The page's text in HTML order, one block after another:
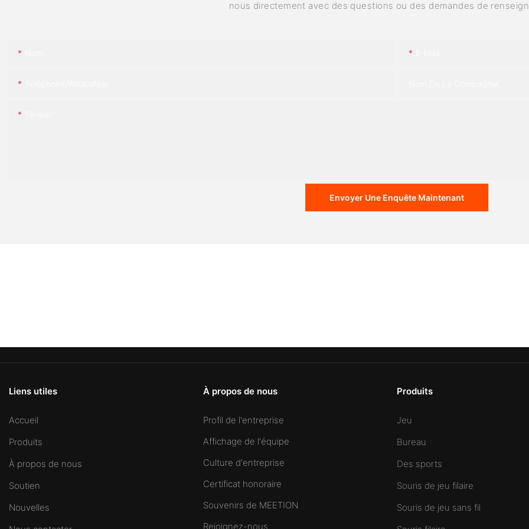
nous directement avec des questions ou des demandes de
Envoyer Une Enquête Maintenant
Liens utiles
Accueil
Produits
À propos de nous
Soutien
Nouvelles
À propos de nous
Profil de l'entreprise
Affichage de l'équipe
Culture d'entreprise
Certificat honoraire
Souvenirs de MEETION
Rejoignez-nous
Produits
Jeu
Bureau
Des sports
Souris de jeu filaire
Souris de jeu sans fil